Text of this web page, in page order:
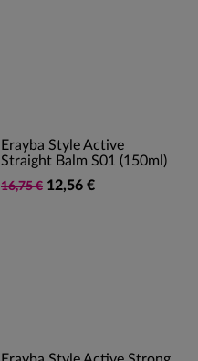
Erayba Style Active
Straight Balm S01 (150ml)
16,75 € 12,56 €